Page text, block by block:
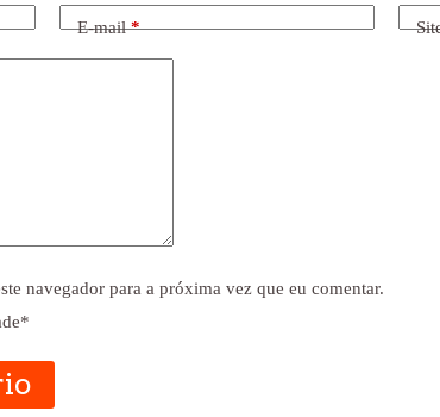
E-mail*
navegador para a próxima vez que eu comentar.
*